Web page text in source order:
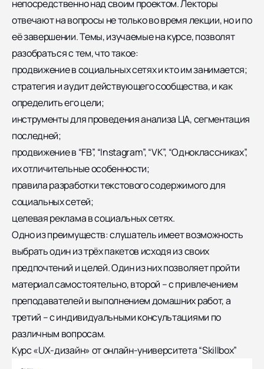
непосредственно над своим проектом. Лекторы
отвечают на вопросы не только во время лекции, но и по
её завершении. Темы, изучаемые на курсе, позволят
разобраться с тем, что такое:
продвижение в социальных сетях и кто им занимается;
стратегия и аудит действующего сообщества, и как
определить его цели;
инструменты для проведения анализа ЦА, сегментация
последней;
продвижение в “FB”, “Instagram”, “VK”, “Одноклассниках”,
их отличительные особенности;
правила разработки текстового содержимого для
социальных сетей;
целевая реклама в социальных сетях.
Одно из преимуществ: слушатель имеет возможность
выбрать один из трёх пакетов исходя из своих
предпочтений и целей. Один из них позволяет пройти
материал самостоятельно, второй – с привлечением
преподавателей и выполнением домашних работ, а
третий – с индивидуальными консультациями по
различным вопросам.
Курс «UX-дизайн» от онлайн-университета “Skillbox”